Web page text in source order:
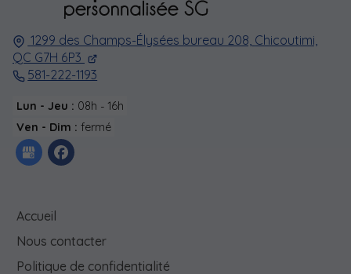
1299 des Champs-Élysées bureau 208, Chicoutimi,
QC G7H 6P3
581-222-1193
Lun - Jeu : 08h - 16h
Ven - Dim : fermé
Accueil
Nous contacter
Politique de confidentialité